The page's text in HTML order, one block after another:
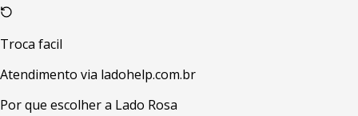
Troca facil
Atendimento via ladohelp.com.br
Por que escolher a Lado Rosa